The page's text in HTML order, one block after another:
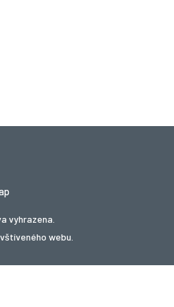
vyhrazena.
webu.